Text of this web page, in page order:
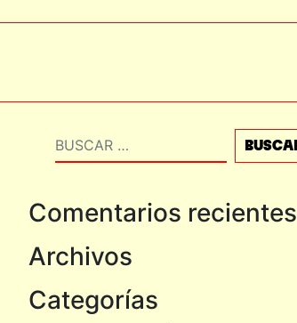
Buscar
Comentarios recientes
Archivos
Categorías